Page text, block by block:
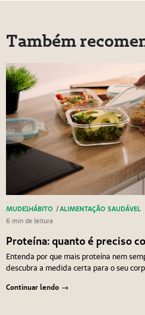
Também
MUDE1HÁBITO /ALIMENTAÇÃO SAUDÁVEL
6 min de leitura
Proteína: quanto é preciso
Entenda por que mais proteína nem
descubra a medida certa para o seu
Continuar lendo